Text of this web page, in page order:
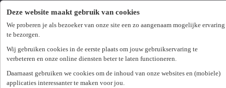
Deze website maakt gebruik van cookies
We proberen je als bezoeker van onze site een zo aangenaam mogelijke ervaring
te bezorgen.
Wij gebruiken cookies in de eerste plaats om jouw gebruikservaring te
verbeteren en onze online diensten beter te laten functioneren.
Daarnaast gebruiken we cookies om de inhoud van onze websites en (mobiele)
applicaties interessanter te maken voor jou.
Customer Care
Accounting & Finance
Human Resources
Maritiem
Hr-diensten